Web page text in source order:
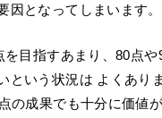
因となってしまいます。
目指すあまり、80点や
という状況は よくあり
の成果でも十分に価値